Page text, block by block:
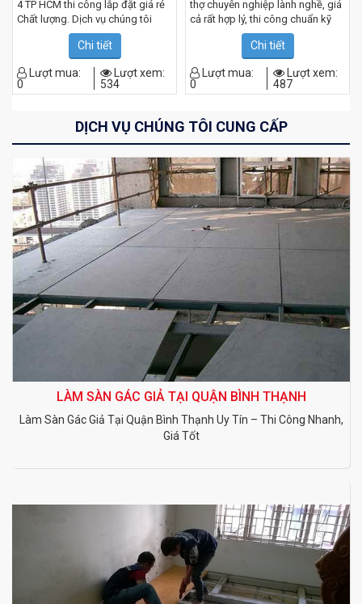
4 TP HCM thi công lắp đặt giá rẻ
Chất lượng. Dịch vụ chúng tôi
cung cấp dịch vụ làm mái tôn
chất lượng_uy tín. Nhận thi công
lắp đặt mái tôn theo – yêu cầu.
Lợp mái tôn đẹp. Đội Thợ làm mái
tôn rất giỏi, làm việc tỉ mỉ, phục vụ
Chi tiết
Lượt mua:
0
Lượt xem:
534
thợ chuyên nghiệp lành nghề, giá
cả rất hợp lý, thi công chuẩn kỹ
thuật, nhanh gọn. Chúng tôi cam
kết sẽ làm hài lòng quý khách
hàng khi sử dụng dịch vụ của
chúng tôi.
Chi tiết
Lượt mua:
0
Lượt xem:
487
DỊCH VỤ CHÚNG TÔI CUNG CẤP
LÀM SÀN GÁC GIẢ TẠI QUẬN BÌNH THẠNH
Làm Sàn Gác Giả Tại Quận Bình Thạnh Uy Tín – Thi Công Nhanh,
Giá Tốt